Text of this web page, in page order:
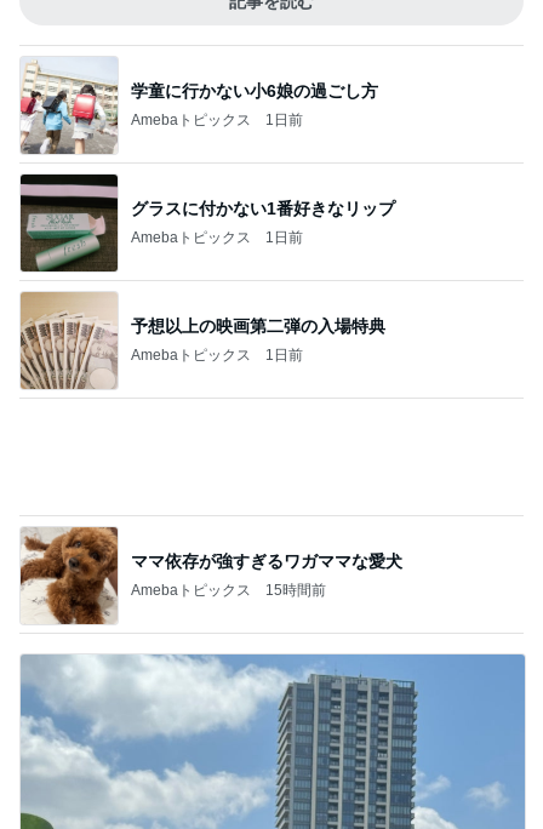
学童に行かない小6娘の過ごし方
Amebaトピックス 1日前
グラスに付かない1番好きなリップ
Amebaトピックス 1日前
予想以上の映画第二弾の入場特典
Amebaトピックス 1日前
ママ依存が強すぎるワガママな愛犬
Amebaトピックス 15時間前